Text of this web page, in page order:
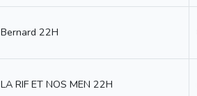
Bernard 22H
LA RIF ET NOS MEN 22H